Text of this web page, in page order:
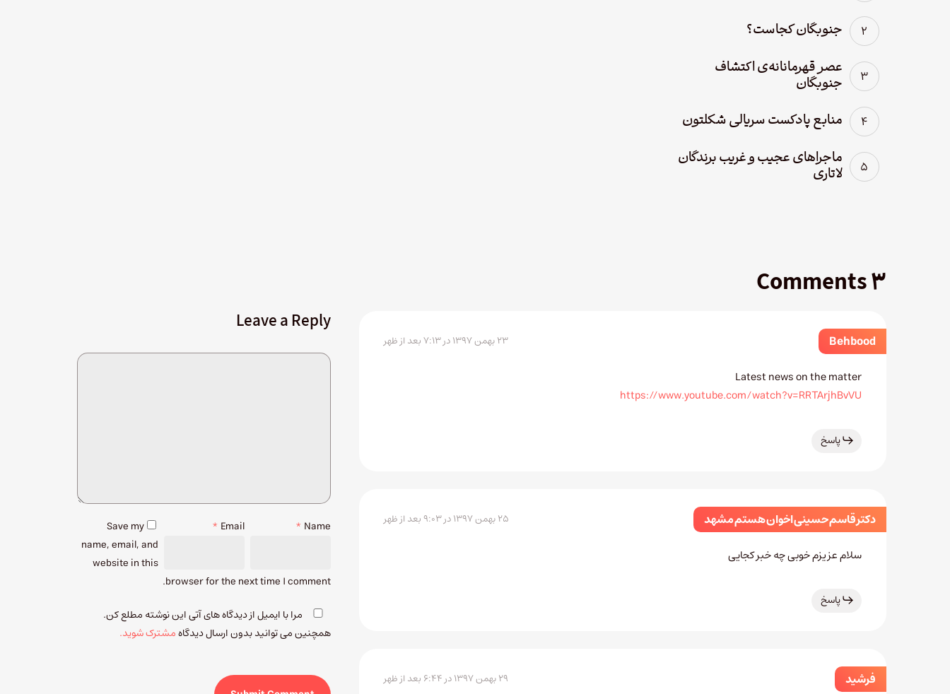
جنوبگان کجاست؟
عصر قهرمانانه‌ی اکتشاف
جنوبگان
منابع پادکست سریالی شکلتون
ماجراهای عجیب و غریب برندگان
لاتاری
۳ Comments
Behbood ۲۳ بهمن ۱۳۹۷ در ۷:۱۳ بعد از ظهر
Latest news on the matter
https://www.youtube.com/watch?v=RRTArjhBvVU
پاسخ
دکتر قاسم حسینی اخوان هستم مشهد ۲۵ بهمن ۱۳۹۷ در ۹:۰۳ بعد از ظهر
سلام عزیزم خوبی چه خبر کجایی
پاسخ
فرشید ۲۹ بهمن ۱۳۹۷ در ۶:۴۴ بعد از ظهر
Leave a Reply
Name
*
Email
*
Save my
name, email, and
website in this
browser for the next time I comment.
مرا با ایمیل از دیدگاه های آتی این نوشته مطلع کن.
همچنین می توانید بدون ارسال دیدگاهمشترک شوید.